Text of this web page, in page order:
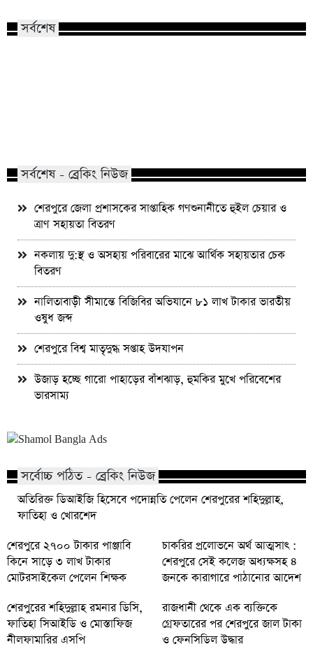
সর্বশেষ
সর্বশেষ - ব্রেকিং নিউজ
শেরপুরে জেলা প্রশাসকের সাপ্তাহিক গণশুনানীতে হুইল চেয়ার ও
ত্রাণ সহায়তা বিতরণ
নকলায় দু:স্থ ও অসহায় পরিবারের মাঝে আর্থিক সহায়তার চেক
বিতরণ
নালিতাবাড়ী সীমান্তে বিজিবির অভিযানে ৮১ লাখ টাকার ভারতীয়
ওষুধ জব্দ
শেরপুরে বিশ্ব মাতৃদুগ্ধ সপ্তাহ উদযাপন
উজাড় হচ্ছে গারো পাহাড়ের বাঁশঝাড়, হুমকির মুখে পরিবেশের
ভারসাম্য
সর্বোচ্চ পঠিত - ব্রেকিং নিউজ
অতিরিক্ত ডিআইজি হিসেবে পদোন্নতি পেলেন শেরপুরের শহিদুল্লাহ,
ফাতিহা ও খোরশেদ
শেরপুরে ২৭০০ টাকার পাঞ্জাবি
কিনে সাড়ে ৩ লাখ টাকার
মোটরসাইকেল পেলেন শিক্ষক
চাকরির প্রলোভনে অর্থ আত্মসাৎ :
শেরপুরে সেই কলেজ অধ্যক্ষসহ ৪
জনকে কারাগারে পাঠানোর আদেশ
শেরপুরের শহিদুল্লাহ রমনার ডিসি,
ফাতিহা সিআইডি ও মোস্তাফিজ
নীলফামারির এসপি
রাজধানী থেকে এক ব্যক্তিকে
গ্রেফতারের পর শেরপুরে জাল টাকা
ও ফেনসিডিল উদ্ধার